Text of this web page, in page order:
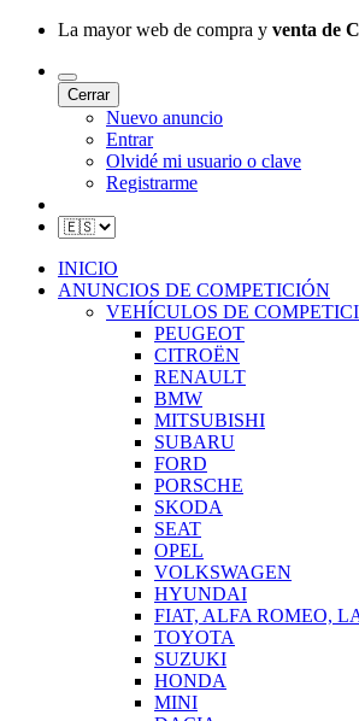
La mayor web de compra y venta de
Cerrar
Nuevo anuncio
Entrar
Olvidé mi usuario o clave
Registrarme
INICIO
ANUNCIOS DE COMPETICIÓN
VEHÍCULOS DE
PEUGEOT
CITROËN
RENAULT
BMW
MITSUBISHI
SUBARU
FORD
PORSCHE
SKODA
SEAT
OPEL
VOLKSWAGEN
HYUNDAI
FIAT, ALFA ROMEO,
TOYOTA
SUZUKI
HONDA
MINI